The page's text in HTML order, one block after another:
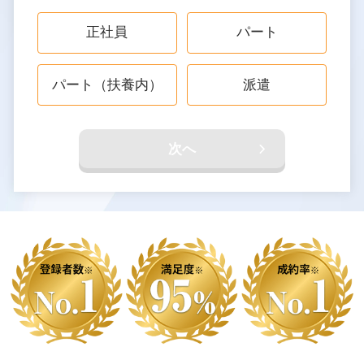
正社員 パート
パート（扶養内） 派遣
次へ